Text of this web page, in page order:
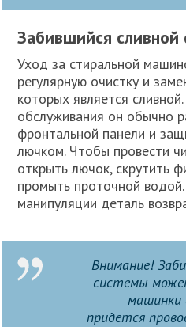
Забившийся сливной
Уход за стиральной
регулярную очистку и
которых является
обслуживания он обычно
фронтальной панели и
лючком. Чтобы провести
открыть лючок, скрутить
промыть проточной
манипуляции деталь
Внимание!
системы
машинки
придется